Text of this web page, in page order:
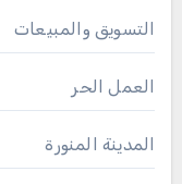
التسويق والمبيعات
العمل الحر
المدينة المنورة